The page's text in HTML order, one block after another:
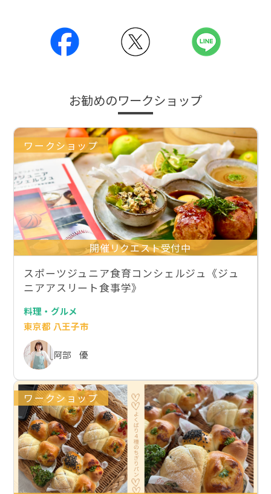
お勧めのワークショップ
ワークショップ
開催リクエスト受付中
スポーツジュニア食育コンシェルジュ《ジュ
ニアアスリート食事学》
料理・グルメ
東京都 八王子市
阿部 優
ワークショップ